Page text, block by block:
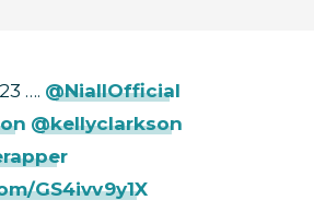
…. @NiallOfficial
@kellyclarkson
GS4ivv9y1X